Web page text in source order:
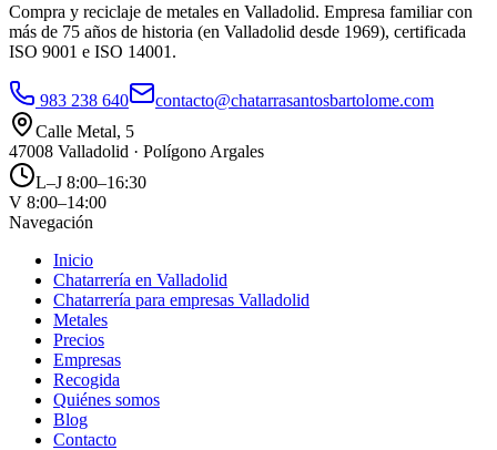
Compra y reciclaje de metales en Valladolid. Empresa familiar con
más de 75 años de historia (en Valladolid desde 1969), certificada
ISO 9001 e ISO 14001.
983 238 640
contacto@chatarrasantosbartolome.com
Calle Metal, 5
47008 Valladolid · Polígono Argales
L–J 8:00–16:30
V 8:00–14:00
Navegación
Inicio
Chatarrería en Valladolid
Chatarrería para empresas Valladolid
Metales
Precios
Empresas
Recogida
Quiénes somos
Blog
Contacto